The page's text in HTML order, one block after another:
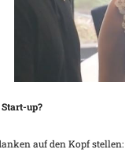
up?
auf den Kopf